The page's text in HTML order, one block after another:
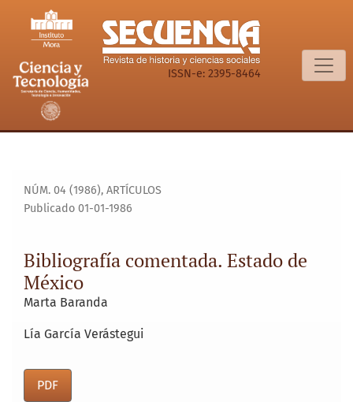
Bibliografía comentada. Estado de México
ISSN-e: 2395-8464
NÚM. 04 (1986), ARTÍCULOS
Bibliografía comentada. Estado de
México
Publicado 01-01-1986
Marta Baranda
Lía García Verástegui
PDF